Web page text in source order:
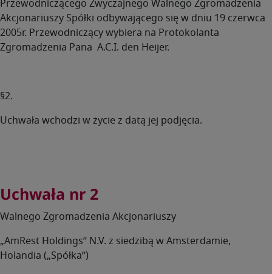
Przewodniczącego Zwyczajnego Walnego Zgromadzenia
Akcjonariuszy Spółki odbywającego się w dniu 19 czerwca
2005r. Przewodniczący wybiera na Protokolanta
Zgromadzenia Pana A.C.I. den Heijer.
§2.
Uchwała wchodzi w życie z datą jej podjęcia.
Uchwała nr 2
Walnego Zgromadzenia Akcjonariuszy
„AmRest Holdings” N.V. z siedzibą w Amsterdamie,
Holandia („Spółka”)